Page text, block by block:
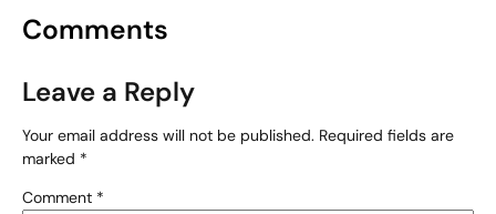
Comments
Leave a Reply
Your email address will not be published. Required fields are
marked *
Comment *